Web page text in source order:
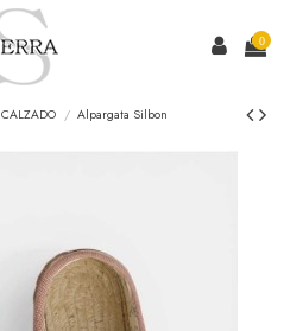
0
CALZADO Alpargata Silbon